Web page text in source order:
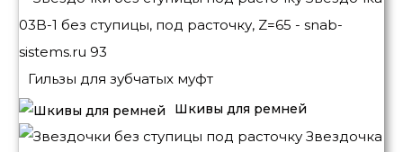
Гильзы для зубчатых муфт
Шкивы для ремней